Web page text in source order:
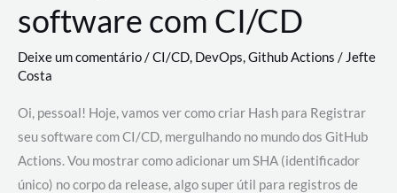
software com CI/CD
Deixe um comentário/CI/CD, DevOps,Github Actions /Jefte
Costa
Oi, pessoal! Hoje, vamos ver como criar Hash para Registrar
seu software com CI/CD, mergulhando no mundo dos GitHub
Actions. Vou mostrar como adicionar um SHA (identificador
único) no corpo da release, algo super útil para registros de